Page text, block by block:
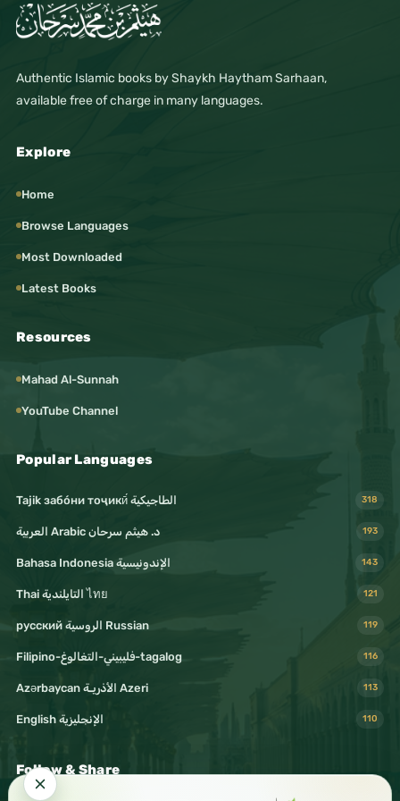
Authentic Islamic books by Shaykh Haytham Sarhaan,
available free of charge in many languages.
Explore
Home
Browse Languages
Most Downloaded
Latest Books
Resources
Mahad Al-Sunnah
YouTube Channel
Popular Languages
Tajik забо́ни тоҷикӣ́ الطاجيكية 318
د. هيثم سرحان Arabic العربية 193
Bahasa Indonesia الإندونيسية 143
Thai التايلندية ไทย 121
русский الروسية Russian 119
Filipino-فليبيني-التغالوغ-tagalog 116
Azərbaycan الأذريـة Azeri 113
English الإنجليزية 110
Follow & Share